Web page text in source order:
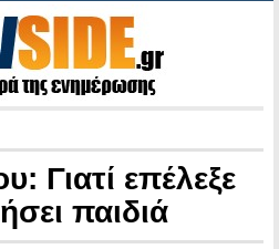
Γιατί επέλεξε
παιδιά